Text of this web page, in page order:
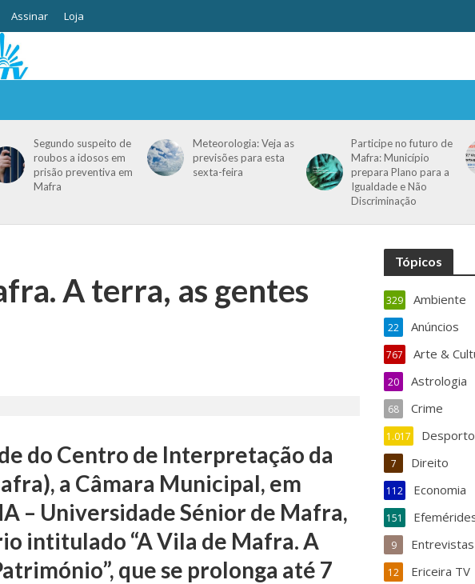
Assinar Loja
Segundo suspeito de
roubos a idosos em
prisão preventiva em
Mafra
Meteorologia: Veja as
previsões para esta
sexta-feira
Participe no futuro de
Mafra: Município
prepara Plano para a
Igualdade e Não
Discriminação
A terra, as gentes
do Centro de Interpretação da
a Câmara Municipal, em
– Universidade Sénior de Mafra,
intitulado “A Vila de Mafra. A
que se prolonga até 7
Tópicos
Ambiente
329
Anúncios
22
Arte &
767
Astrologia
20
Crime
68
Desporto
1.017
Direito
7
Economia
112
151
Entrevistas
9
Ericeira TV
12